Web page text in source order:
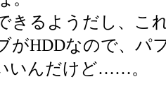
きるようだし、こ
がHDDなので、パ
いんだけど……。